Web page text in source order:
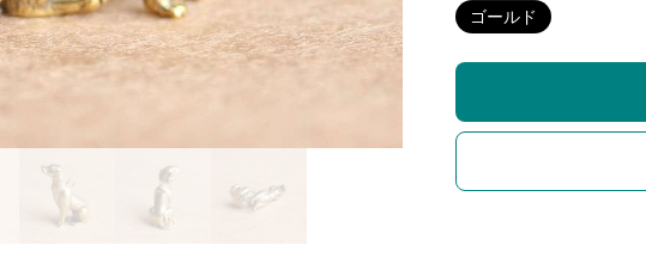
ゴールド